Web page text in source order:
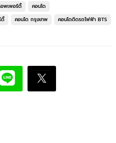
พเพอร์ตี้
คอนโด
ตี้
คอนโด กรุงเทพ
คอนโดติดรถไฟฟ้า BTS